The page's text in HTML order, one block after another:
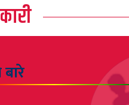
बारे